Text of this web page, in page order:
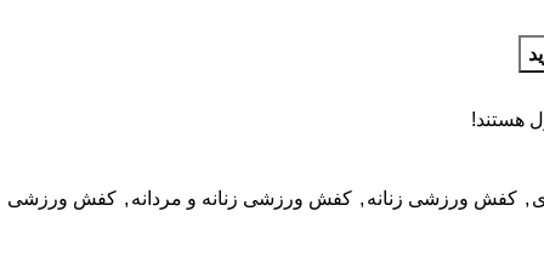
هستند!
, کفش ورزشی زنانه , کفش ورزشی زنانه و مردانه , کفش ورزشی